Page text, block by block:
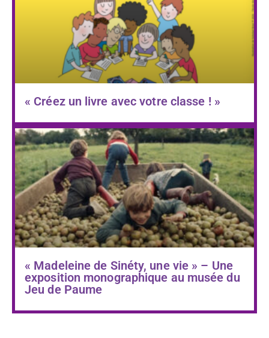
« Créez un livre avec votre classe ! »
« Madeleine de Sinéty, une vie » – Une
exposition monographique au musée du
Jeu de Paume